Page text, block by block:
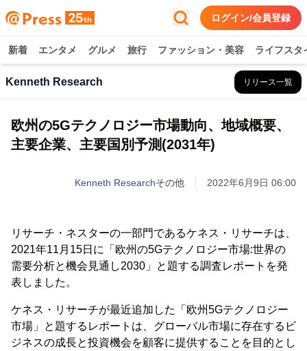
ログイン/会員登録
新着 エンタメ グルメ 旅行 ファッション・美容 ライフスタ
Kenneth Research リリース一覧
欧州の5Gテクノロジー市場動向、地域概要、
主要企業、主要国別予測(2031年)
Kenneth Researchその他 2022年6月9日 06:00
リサーチ・ネスターの一部門であるケネス・リサーチは、
2021年11月15日に「欧州の5Gテクノロジー市場:世界の
需要分析と機会見通し2030」と題する調査レポートを発
表しました。
ケネス・リサーチが最近追加した「欧州5Gテクノロジー
市場」と題するレポートは、グローバル市場に存在するビ
ジネスの成長と投資機会を顧客に提供することを目的とし